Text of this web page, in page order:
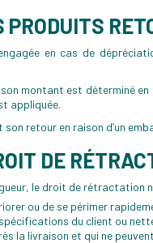
en cas de
montant est déterminé
appliquée.
retour en raison d’un
DE
le droit de rétractation
ou de se périmer
du client ou
la livraison et qui ne